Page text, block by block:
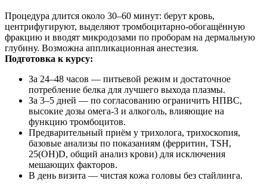
Процедура длится около 30–60 минут: берут кровь,
центрифугируют, выделяют тромбоцитарно‑обогащённую
фракцию и вводят микродозами по проборам на дермальную
глубину. Возможна аппликационная анестезия.
Подготовка к курсу:
За 24–48 часов — питьевой режим и достаточное
потребление белка для лучшего выхода плазмы.
За 3–5 дней — по согласованию ограничить НПВС,
высокие дозы омега‑3 и алкоголь, влияющие на
функцию тромбоцитов.
Предварительный приём у трихолога, трихоскопия,
базовые анализы по показаниям (ферритин, TSH,
25(OH)D, общий анализ крови) для исключения
мешающих факторов.
В день визита — чистая кожа головы без стайлинга.